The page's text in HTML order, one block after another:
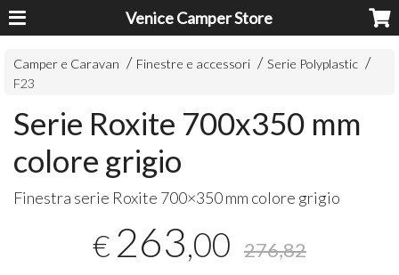
Venice Camper Store
Camper e Caravan Finestre e accessori
Serie Polyplastic
F23
Serie Roxite 700x350 mm
colore grigio
Finestra serie Roxite 700×350 mm colore grigio
€ 263,00 276,82